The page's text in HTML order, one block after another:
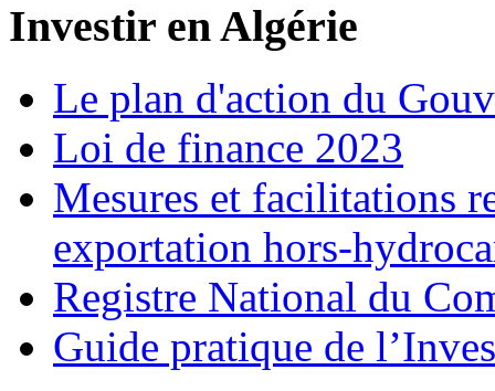
Investir en Algérie
Le plan d'action du
Loi de finance 2023
Mesures et facilitations
exportation hors-
Registre National du
Guide pratique de